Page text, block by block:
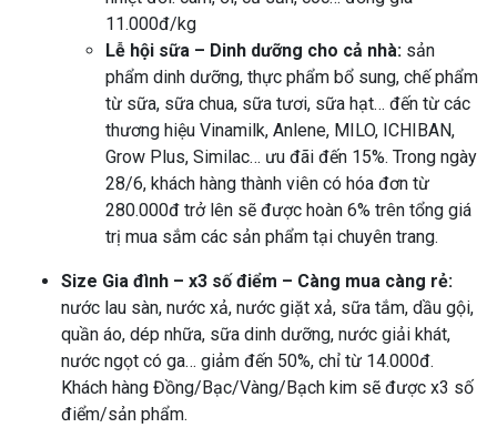
11.000đ/kg
Lễ hội sữa – Dinh dưỡng cho cả nhà: sản
phẩm dinh dưỡng, thực phẩm bổ sung, chế phẩm
từ sữa, sữa chua, sữa tươi, sữa hạt… đến từ các
thương hiệu Vinamilk, Anlene, MILO, ICHIBAN,
Grow Plus, Similac… ưu đãi đến 15%. Trong ngày
28/6, khách hàng thành viên có hóa đơn từ
280.000đ trở lên sẽ được hoàn 6% trên tổng giá
trị mua sắm các sản phẩm tại chuyên trang.
Size Gia đình – x3 số điểm – Càng mua càng rẻ:
nước lau sàn, nước xả, nước giặt xả, sữa tắm, dầu gội,
quần áo, dép nhữa, sữa dinh dưỡng, nước giải khát,
nước ngọt có ga… giảm đến 50%, chỉ từ 14.000đ.
Khách hàng Đồng/Bạc/Vàng/Bạch kim sẽ được x3 số
điểm/sản phẩm.